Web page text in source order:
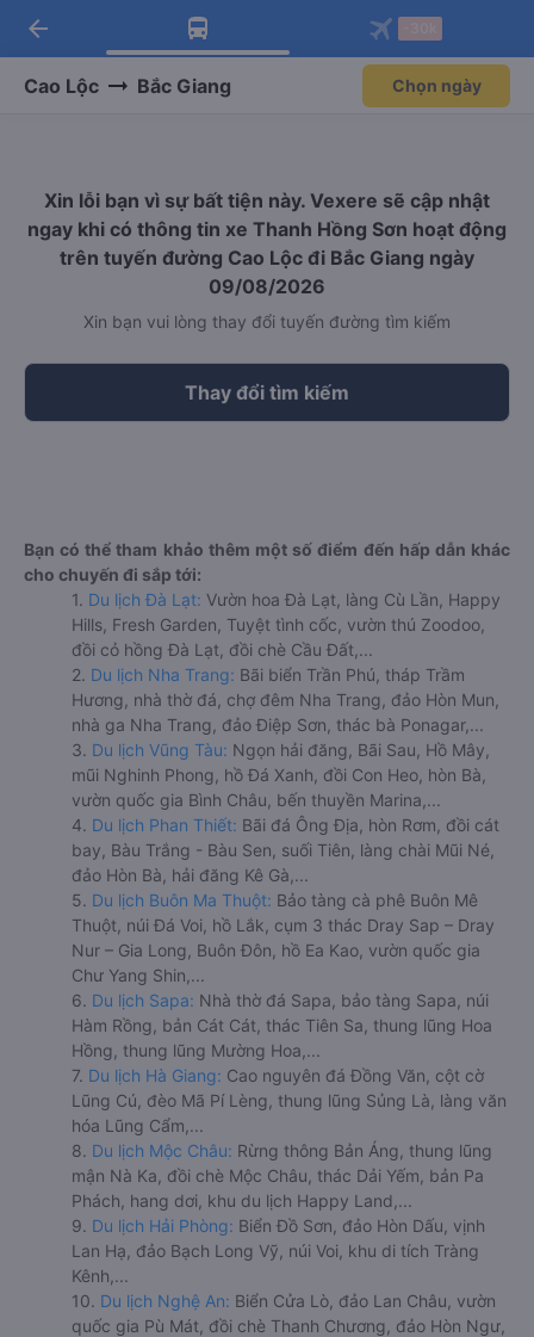
Tải app Vexere ngay!
Nhận ưu đãi thành viên độc
Mở app
Tải app Vexere
-30k/ghế khi đặt vé máy bay qua
Mở app
arrow_back
Cao Lộc Bắc Giang Chọn ngày
Xin lỗi bạn vì sự bất tiện này. Vexere sẽ cập nhật
ngay khi có thông tin xe Thanh Hồng Sơn hoạt động
trên tuyến đường Cao Lộc đi Bắc Giang ngày
09/08/2026
Xin bạn vui lòng thay đổi tuyến đường tìm kiếm
Thay đổi tìm kiếm
Bạn có thể tham khảo thêm một số điểm đến hấp dẫn khác
cho chuyến đi sắp tới:
1. Du lịch Đà Lạt: Vườn hoa Đà Lạt, làng Cù Lần, Happy
Hills, Fresh Garden, Tuyệt tình cốc, vườn thú Zoodoo,
đồi cỏ hồng Đà Lạt, đồi chè Cầu Đất,...
2. Du lịch Nha Trang: Bãi biển Trần Phú, tháp Trầm
Hương, nhà thờ đá, chợ đêm Nha Trang, đảo Hòn Mun,
nhà ga Nha Trang, đảo Điệp Sơn, thác bà Ponagar,...
3. Du lịch Vũng Tàu: Ngọn hải đăng, Bãi Sau, Hồ Mây,
mũi Nghinh Phong, hồ Đá Xanh, đồi Con Heo, hòn Bà,
vườn quốc gia Bình Châu, bến thuyền Marina,...
4. Du lịch Phan Thiết: Bãi đá Ông Địa, hòn Rơm, đồi cát
bay, Bàu Trắng - Bàu Sen, suối Tiên, làng chài Mũi Né,
đảo Hòn Bà, hải đăng Kê Gà,...
5. Du lịch Buôn Ma Thuột: Bảo tàng cà phê Buôn Mê
Thuột, núi Đá Voi, hồ Lắk, cụm 3 thác Dray Sap – Dray
Nur – Gia Long, Buôn Đôn, hồ Ea Kao, vườn quốc gia
Chư Yang Shin,...
6. Du lịch Sapa: Nhà thờ đá Sapa, bảo tàng Sapa, núi
Hàm Rồng, bản Cát Cát, thác Tiên Sa, thung lũng Hoa
Hồng, thung lũng Mường Hoa,...
7. Du lịch Hà Giang: Cao nguyên đá Đồng Văn, cột cờ
Lũng Cú, đèo Mã Pí Lèng, thung lũng Sủng Là, làng văn
hóa Lũng Cẩm,...
8. Du lịch Mộc Châu: Rừng thông Bản Áng, thung lũng
mận Nà Ka, đồi chè Mộc Châu, thác Dải Yếm, bản Pa
Phách, hang dơi, khu du lịch Happy Land,...
9. Du lịch Hải Phòng: Biển Đồ Sơn, đảo Hòn Dấu, vịnh
Lan Hạ, đảo Bạch Long Vỹ, núi Voi, khu di tích Tràng
Kênh,...
10. Du lịch Nghệ An: Biển Cửa Lò, đảo Lan Châu, vườn
quốc gia Pù Mát, đồi chè Thanh Chương, đảo Hòn Ngư,